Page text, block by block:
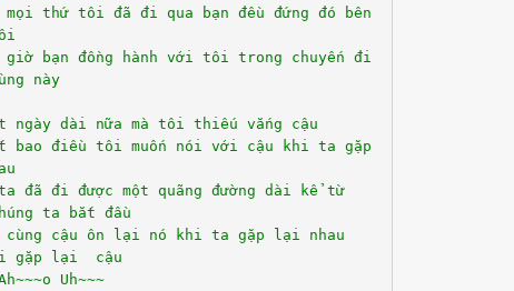
mọi thứ tôi đã đi qua bạn đều đứng đó bên
giờ bạn đồng hành với tôi trong chuyến đi
này
ngày dài nữa mà tôi thiếu vắng cậu
bao điều tôi muốn nói với cậu khi ta gặp
ta đã đi được một quãng đường dài kể từ
ta bắt đầu
cùng cậu ôn lại nó khi ta gặp lại nhau
gặp lại cậu
Uh~~~